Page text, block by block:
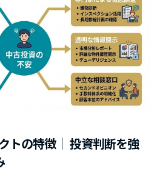
トの特徴｜ 投資判断を強